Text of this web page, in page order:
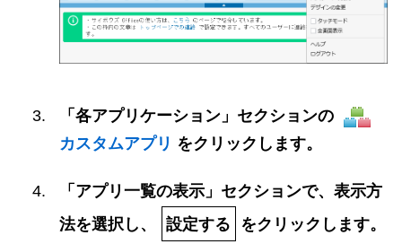
「各アプリケーション」セクションの
カスタムアプリ をクリックします。
「アプリ一覧の表示」セクションで、表示方
法を選択し、
設定する をクリックします。